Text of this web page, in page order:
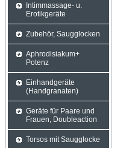
Intimmassage- u.
Erotikgeräte
Zubehör, Saugglocken
Aphrodisiakum+
Potenz
Einhandgeräte
(Handgranaten)
Geräte für Paare und
Frauen, Doubleaction
Torsos mit Saugglocke